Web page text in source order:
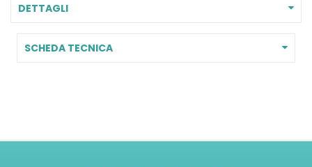
DETTAGLI
SCHEDA TECNICA